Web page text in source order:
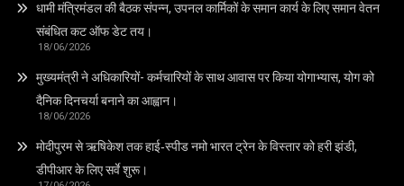
धामी मंत्रिमंडल की बैठक संपन्न, उपनल कार्मिकों के समान कार्य के लिए समान वेतन
संबंधित कट ऑफ डेट तय।
18/06/2026
मुख्यमंत्री ने अधिकारियों- कर्मचारियों के साथ आवास पर किया योगाभ्यास, योग को
दैनिक दिनचर्या बनाने का आह्वान।
18/06/2026
मोदीपुरम से ऋषिकेश तक हाई‑स्पीड नमो भारत ट्रेन के विस्तार को हरी झंडी,
डीपीआर के लिए सर्वे शुरू।